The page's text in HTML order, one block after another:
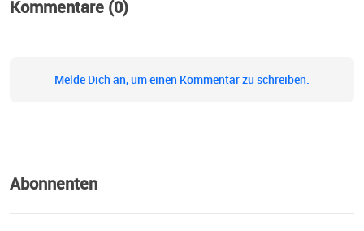
Kommentare (0)
Melde Dich an, um einen Kommentar zu schreiben.
Abonnenten